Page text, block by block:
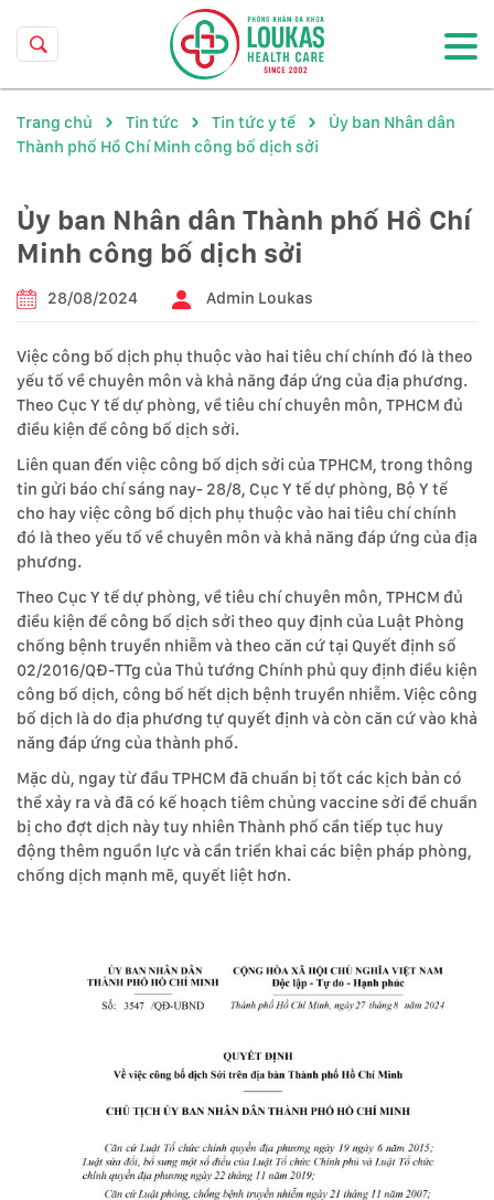
Trang chủ Tin tức Tin tức y tế
Ủy ban Nhân dân
Thành phố Hồ Chí Minh công bố dịch sởi
Ủy ban Nhân dân Thành phố Hồ Chí
Minh công bố dịch sởi
28/08/2024 Admin Loukas
Việc công bố dịch phụ thuộc vào hai tiêu chí chính đó là theo
yếu tố về chuyên môn và khả năng đáp ứng của địa phương.
Theo Cục Y tế dự phòng, về tiêu chí chuyên môn, TPHCM đủ
điều kiện để công bố dịch sởi.
Liên quan đến việc công bố dịch sởi của TPHCM, trong thông
tin gửi báo chí sáng nay- 28/8, Cục Y tế dự phòng, Bộ Y tế
cho hay việc công bố dịch phụ thuộc vào hai tiêu chí chính
đó là theo yếu tố về chuyên môn và khả năng đáp ứng của địa
phương.
Theo Cục Y tế dự phòng, về tiêu chí chuyên môn, TPHCM đủ
điều kiện để công bố dịch sởi theo quy định của Luật Phòng
chống bệnh truyền nhiễm và theo căn cứ tại Quyết định số
02/2016/QĐ-TTg của Thủ tướng Chính phủ quy định điều kiện
công bố dịch, công bố hết dịch bệnh truyền nhiễm. Việc công
bố dịch là do địa phương tự quyết định và còn căn cứ vào khả
năng đáp ứng của thành phố.
Mặc dù, ngay từ đầu TPHCM đã chuẩn bị tốt các kịch bản có
thể xảy ra và đã có kế hoạch tiêm chủng vaccine sởi để chuẩn
bị cho đợt dịch này tuy nhiên Thành phố cần tiếp tục huy
động thêm nguồn lực và cần triển khai các biện pháp phòng,
chống dịch mạnh mẽ, quyết liệt hơn.